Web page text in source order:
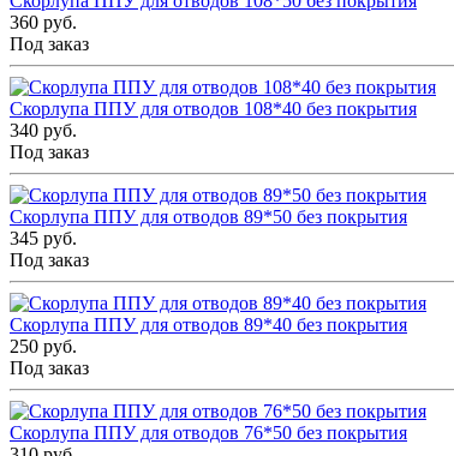
360 руб.
Под заказ
Скорлупа ППУ для отводов 108*40 без покрытия
340 руб.
Под заказ
Скорлупа ППУ для отводов 89*50 без покрытия
345 руб.
Под заказ
Скорлупа ППУ для отводов 89*40 без покрытия
250 руб.
Под заказ
Скорлупа ППУ для отводов 76*50 без покрытия